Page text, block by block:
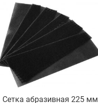
Сетка абразивная 225 мм